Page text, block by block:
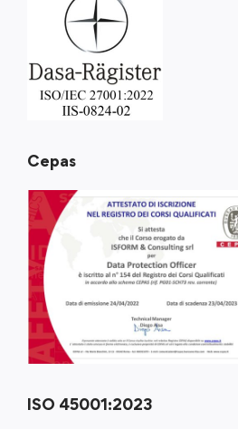
Cepas
ISO 45001:2023